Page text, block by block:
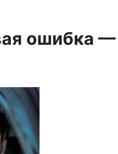
ошибка